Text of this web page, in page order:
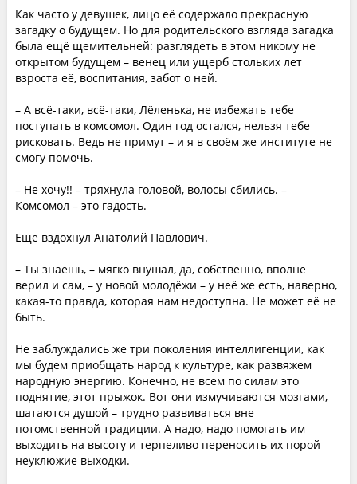
Как часто у девушек, лицо её содержало прекрасную
загадку о будущем. Но для родительского взгляда загадка
была ещё щемительней: разглядеть в этом никому не
открытом будущем – венец или ущерб стольких лет
взроста её, воспитания, забот о ней.
– А всё-таки, всё-таки, Лёленька, не избежать тебе
поступать в комсомол. Один год остался, нельзя тебе
рисковать. Ведь не примут – и я в своём же институте не
смогу помочь.
– Не хочу!! – тряхнула головой, волосы сбились. –
Комсомол – это гадость.
Ещё вздохнул Анатолий Павлович.
– Ты знаешь, – мягко внушал, да, собственно, вполне
верил и сам, – у новой молодёжи – у неё же есть, наверно,
какая-то правда, которая нам недоступна. Не может её не
быть.
Не заблуждались же три поколения интеллигенции, как
мы будем приобщать народ к культуре, как развяжем
народную энергию. Конечно, не всем по силам это
поднятие, этот прыжок. Вот они измучиваются мозгами,
шатаются душой – трудно развиваться вне
потомственной традиции. А надо, надо помогать им
выходить на высоту и терпеливо переносить их порой
неуклюжие выходки.